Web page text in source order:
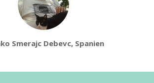
Smerajc Debevc, Spanien